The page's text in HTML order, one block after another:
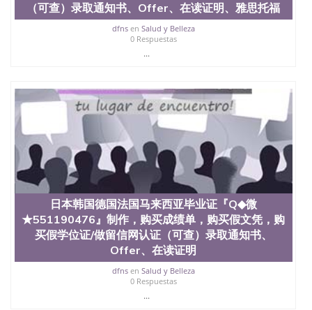
料； 5、等待结果，完成结果书留服直接邮寄给客户
6、客户确认收到结果，付余款。 我们对海外大学及
学院的毕业证成绩单所使用的材料，尺寸大小，防伪
结构（包括：水印，阴影底纹，钢印LOGO烫金烫
对照。质量得到了广大海外客户群体的认可，同时和
海外学校留学中介， 同时能做到与时俱进，及时掌握
各大院校的（毕业证，成绩单，资格证，学生卡，结
业证，录取通知书，在读证明等相关材料）的版本更
新信息， 能够在时间掌握的海外学历文凭的样版，尺
寸大小，纸张材质，防伪技术等等，并在时间收集到
原版实物，以求达到客户的需求。 我们的优势： 我
们在保证合理定价的同时，坚持较高性价比，通过品
质和效率不断优化，为您倾情诠释什么是高性价比。
咨询顾问：Sam q/微信:551190476 Q/微
信:551190476办理毕业证成绩单、教育部认证,录取通
知书，雅思，留学回国证明.
公司专业制作、办理、仿制、成绩单文凭、改成绩、
教育部学历学位认证、毕业证、成绩单、文凭、学历
文凭、假文凭假毕业证假学历书制作、假制作、办
理、仿制学位证书、毕业证文凭、文凭毕业证、毕业
（可查）录取通知书、Offer、在读证明、雅思托福
dfnsen Salud y Belleza
0 Respuestas
...
日本韩国德国法国马来西亚毕业证『Q◆微
★551190476』制作，购买成绩单，购买假文凭，购
买假学位证/做留信网认证（可查）录取通知书、
Offer、在读证明
dfnsen Salud y Belleza
0 Respuestas
...